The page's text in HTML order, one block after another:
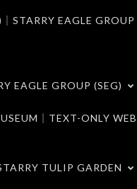
STARRY EAGLE GROUP
EAGLE GROUP (SEG)
｜TEXT-ONLY
TULIP GARDEN